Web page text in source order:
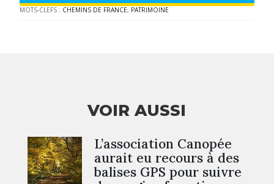
MOTS-CLEFS : CHEMINS DE FRANCE, PATRIMOINE
VOIR AUSSI
L’association Canopée
aurait eu recours à des
balises GPS pour suivre